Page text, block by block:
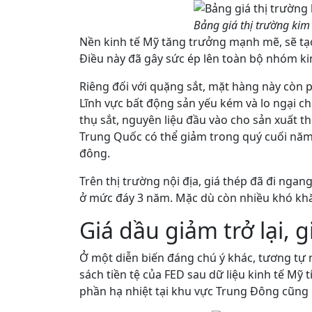
Bảng giá thị trường
Nền kinh tế Mỹ tăng trưởng mạnh mẽ, sẽ
Điều này đã gây sức ép lên toàn bộ nhóm
Riêng đối với quặng sắt, mặt hàng này còn
Lĩnh vực bất động sản yếu kém và lo ngại
thụ sắt, nguyên liệu đầu vào cho sản xuất
Trung Quốc có thể giảm trong quý cuối
đông.
Trên thị trường nội địa, giá thép đã đi
ở mức đáy 3 năm. Mặc dù còn nhiều khó
Giá dầu giảm trở lại,
Ở một diễn biến đáng chú ý khác, tương
sách tiền tệ của FED sau dữ liệu kinh tế
phần hạ nhiệt tại khu vực Trung Đông